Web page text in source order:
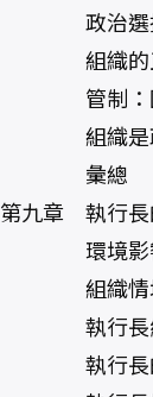
政治選擇
組織的
管制：國
組織是政
彙總
第九章 執行長
環境影響
組織情境
執行長繼
執行長的行